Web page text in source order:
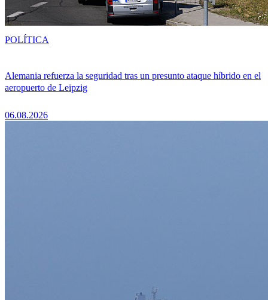
Alemania refuerza la seguridad tras un presunto ataque híbrido en el
aeropuerto de Leipzig
06.08.2026
POLÍTICA